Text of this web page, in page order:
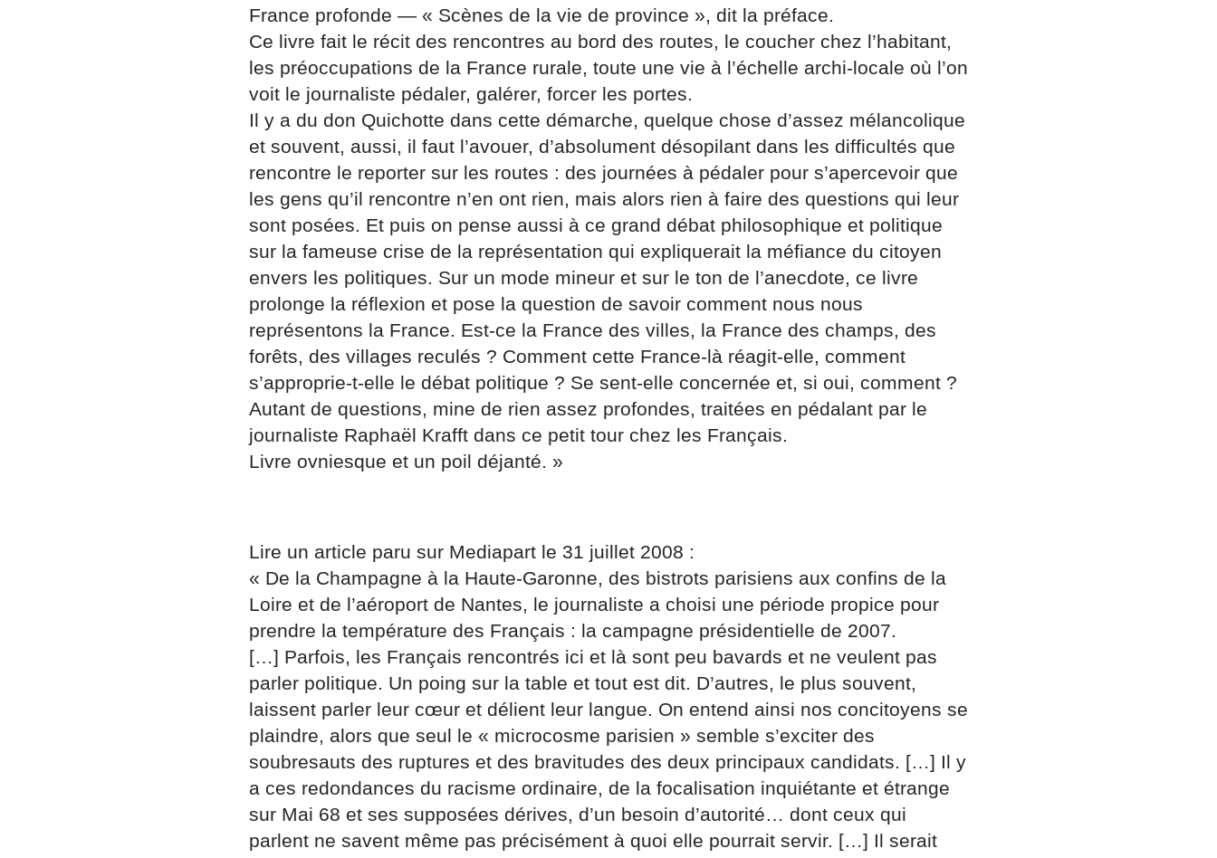
France profonde — « Scènes de la vie de province », dit la préface.
Ce livre fait le récit des rencontres au bord des routes, le coucher chez l’habitant,
les préoccupations de la France rurale, toute une vie à l’échelle archi-locale où l’on
voit le journaliste pédaler, galérer, forcer les portes.
Il y a du don Quichotte dans cette démarche, quelque chose d’assez mélancolique
et souvent, aussi, il faut l’avouer, d’absolument désopilant dans les difficultés que
rencontre le reporter sur les routes : des journées à pédaler pour s’apercevoir que
les gens qu’il rencontre n’en ont rien, mais alors rien à faire des questions qui leur
sont posées. Et puis on pense aussi à ce grand débat philosophique et politique
sur la fameuse crise de la représentation qui expliquerait la méfiance du citoyen
envers les politiques. Sur un mode mineur et sur le ton de l’anecdote, ce livre
prolonge la réflexion et pose la question de savoir comment nous nous
représentons la France. Est-ce la France des villes, la France des champs, des
forêts, des villages reculés ? Comment cette France-là réagit-elle, comment
s’approprie-t-elle le débat politique ? Se sent-elle concernée et, si oui, comment ?
Autant de questions, mine de rien assez profondes, traitées en pédalant par le
journaliste Raphaël Krafft dans ce petit tour chez les Français.
Livre ovniesque et un poil déjanté. »
Lire un article paru sur Mediapart le 31 juillet 2008 :
« De la Champagne à la Haute-Garonne, des bistrots parisiens aux confins de la
Loire et de l’aéroport de Nantes, le journaliste a choisi une période propice pour
prendre la température des Français : la campagne présidentielle de 2007.
[…] Parfois, les Français rencontrés ici et là sont peu bavards et ne veulent pas
parler politique. Un poing sur la table et tout est dit. D’autres, le plus souvent,
laissent parler leur cœur et délient leur langue. On entend ainsi nos concitoyens se
plaindre, alors que seul le « microcosme parisien » semble s’exciter des
soubresauts des ruptures et des bravitudes des deux principaux candidats. […] Il y
a ces redondances du racisme ordinaire, de la focalisation inquiétante et étrange
sur Mai 68 et ses supposées dérives, d’un besoin d’autorité… dont ceux qui
parlent ne savent même pas précisément à quoi elle pourrait servir. […] Il serait